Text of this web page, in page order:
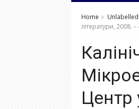
Home Unlabelled
літератури, 2008. –
Центр